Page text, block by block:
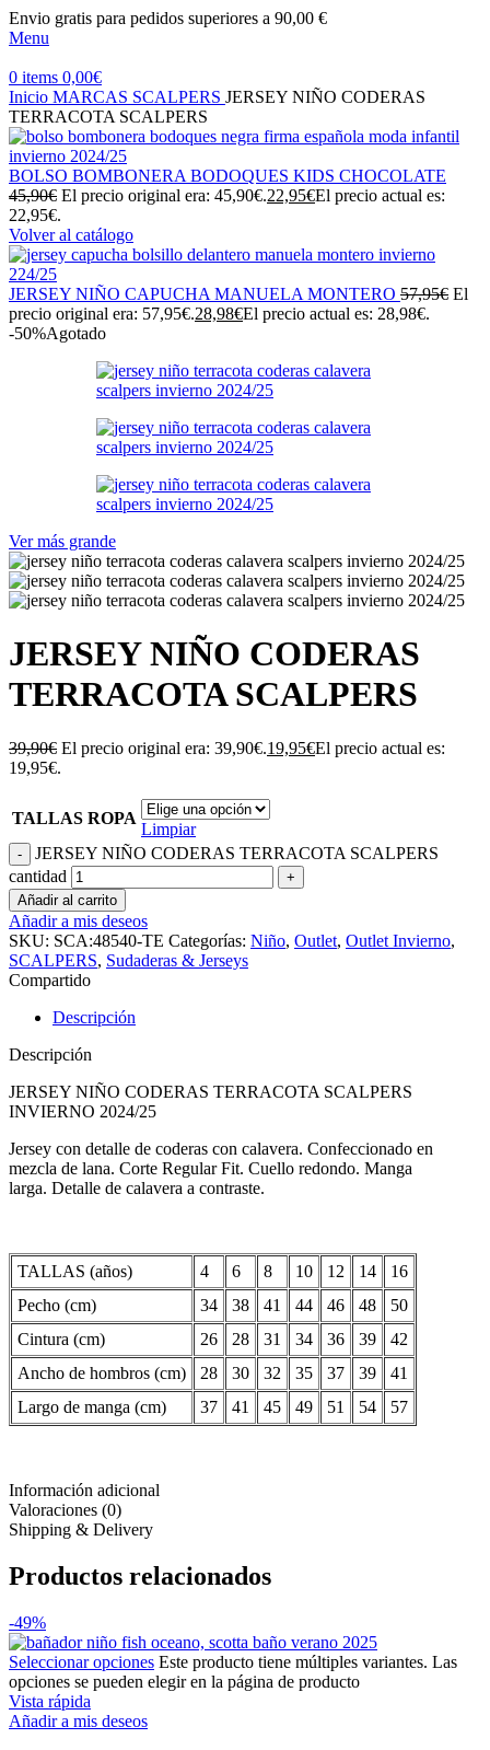
Envio gratis para pedidos superiores a 90,00 €
Menu
0 items 0,00€
Inicio MARCAS SCALPERS JERSEY NIÑO CODERAS
TERRACOTA SCALPERS
BOLSO BOMBONERA BODOQUES KIDS CHOCOLATE
45,90€ El precio original era: 45,90€.22,95€El precio actual es:
22,95€.
Volver al catálogo
JERSEY NIÑO CAPUCHA MANUELA MONTERO 57,95€ El
precio original era: 57,95€.28,98€El precio actual es: 28,98€.
-50%Agotado
Ver más grande
JERSEY NIÑO CODERAS
TERRACOTA SCALPERS
39,90€ El precio original era: 39,90€.19,95€El precio actual es:
19,95€.
TALLAS ROPA
Limpiar
JERSEY NIÑO CODERAS TERRACOTA SCALPERS
cantidad
Añadir al carrito
Añadir a mis deseos
SKU: SCA:48540-TE Categorías: Niño, Outlet, Outlet Invierno,
SCALPERS, Sudaderas & Jerseys
Compartido
Descripción
Descripción
JERSEY NIÑO CODERAS TERRACOTA SCALPERS
INVIERNO 2024/25
Jersey con detalle de coderas con calavera. Confeccionado en
mezcla de lana. Corte Regular Fit. Cuello redondo. Manga
larga. Detalle de calavera a contraste.
TALLAS (años) 4 6 8 10 12 14
16
Pecho (cm)
34 38 41 44 46 48
50
Cintura (cm)
26 28 31 34 36 39
42
Ancho de hombros (cm)
28 30 32 35 37 39
41
Largo de manga (cm)
37 41 45 49 51 54 57
Información adicional
Valoraciones (0)
Shipping & Delivery
Productos relacionados
-49%
Seleccionar opciones Este producto tiene múltiples variantes. Las
opciones se pueden elegir en la página de producto
Vista rápida
Añadir a mis deseos